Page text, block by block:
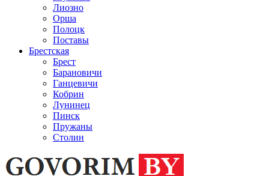
Лиозно
Орша
Полоцк
Поставы
Брестская
Брест
Барановичи
Ганцевичи
Кобрин
Лунинец
Пинск
Пружаны
Столин